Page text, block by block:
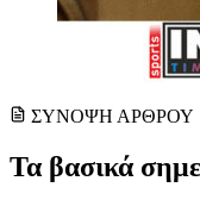
ΣΥΝΟΨΗ ΑΡΘΡΟΥ
Τα βασικά